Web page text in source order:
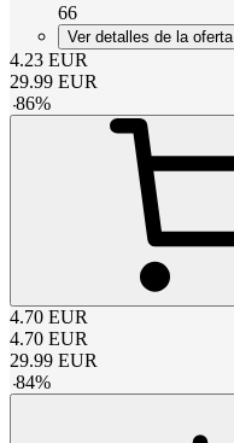
66
Ver detalles de la oferta
4.23 EUR
29.99 EUR
-86%
4.70 EUR
4.70 EUR
29.99 EUR
-84%